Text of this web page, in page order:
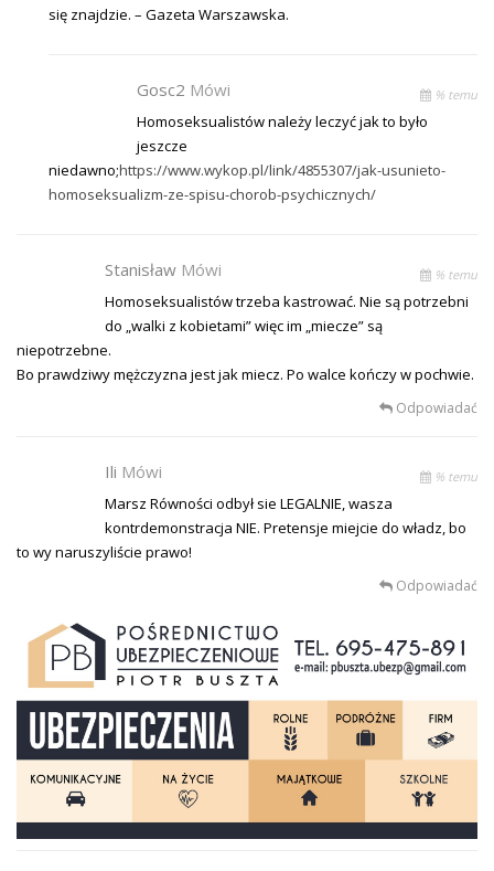
się znajdzie. – Gazeta Warszawska.
Gosc2 Mówi % temu
Homoseksualistów należy leczyć jak to było
jeszcze
niedawno;https://www.wykop.pl/link/4855307/jak-usunieto-
homoseksualizm-ze-spisu-chorob-psychicznych/
Stanisław Mówi % temu
Homoseksualistów trzeba kastrować. Nie są potrzebni
do „walki z kobietami” więc im „miecze” są
niepotrzebne.
Bo prawdziwy mężczyzna jest jak miecz. Po walce kończy w pochwie.
Odpowiadać
Ili Mówi % temu
Marsz Równości odbył sie LEGALNIE, wasza
kontrdemonstracja NIE. Pretensje miejcie do władz, bo
to wy naruszyliście prawo!
Odpowiadać